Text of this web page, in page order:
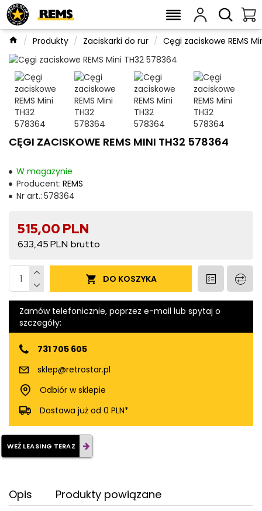
Produkty Zaciskarki do rur Cęgi zaciskowe REMS
CĘGI ZACISKOWE REMS MINI TH32 578364
W magazynie
Producent: REMS
Nr art.: 578364
515,00 PLN
633,45 PLN
DO KOSZYKA
Zamów telefonicznie, poprzez e-mail lub spytaj o
szczegóły:
731 705 605
sklep@retrostar.pl
Odbiór w sklepie
Dostawa już od 0 PLN*
WEŹ LEASING TERAZ
Opis Produkty powiązane